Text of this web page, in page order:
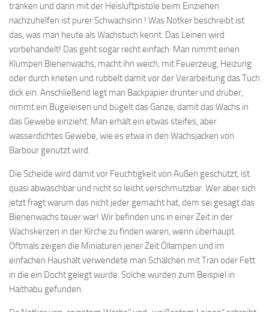
tränken und dann mit der Heisluftpistole beim Einziehen
nachzuhelfen ist purer Schwachsinn ! Was Notker beschreibt ist
das, was man heute als Wachstuch kennt. Das Leinen wird
vorbehandelt! Das geht sogar recht einfach: Man nimmt einen
Klumpen Bienenwachs, macht ihn weich, mit Feuerzeug, Heizung
oder durch kneten und rubbelt damit vor der Verarbeitung das Tuch
dick ein. Anschließend legt man Backpapier drunter und drüber,
nimmt ein Bügeleisen und bügelt das Ganze, damit das Wachs in
das Gewebe einzieht. Man erhält ein etwas steifes, aber
wasserdichtes Gewebe, wie es etwa in den Wachsjacken von
Barbour genutzt wird.
Die Scheide wird damit vor Feuchtigkeit von Außen geschützt, ist
quasi abwaschbar und nicht so leicht verschmutzbar. Wer aber sich
jetzt fragt warum das nicht jeder gemacht hat, dem sei gesagt das
Bienenwachs teuer war! Wir befinden uns in einer Zeit in der
Wachskerzen in der Kirche zu finden waren, wenn überhaupt.
Oftmals zeigen die Miniaturen jener Zeit Öllampen und im
einfachen Haushalt verwendete man Schälchen mit Tran oder Fett
in die ein Docht gelegt wurde. Solche wurden zum Beispiel in
Haithabu gefunden.